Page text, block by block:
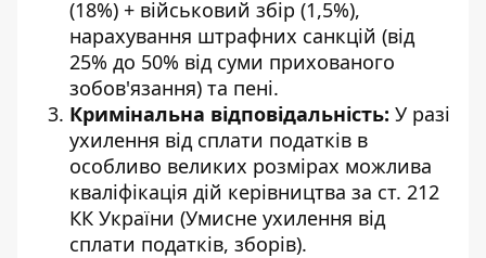
(18%) + військовий збір (1,5%),
нарахування штрафних санкцій (від
25% до 50% від суми прихованого
зобов'язання) та пені.
Кримінальна відповідальність: У разі
ухилення від сплати податків в
особливо великих розмірах можлива
кваліфікація дій керівництва за ст. 212
КК України (Умисне ухилення від
сплати податків, зборів).